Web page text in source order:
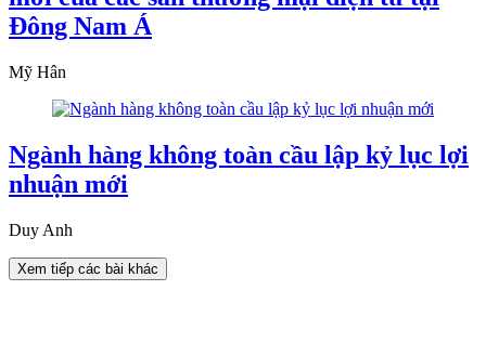
Đông Nam Á
Mỹ Hân
Ngành hàng không toàn cầu lập kỷ lục lợi
nhuận mới
Duy Anh
Xem tiếp các bài khác